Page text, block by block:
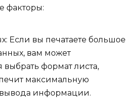
факторы:
Если вы печатаете большое
вам может
выбрать формат листа,
максимальную
информации.